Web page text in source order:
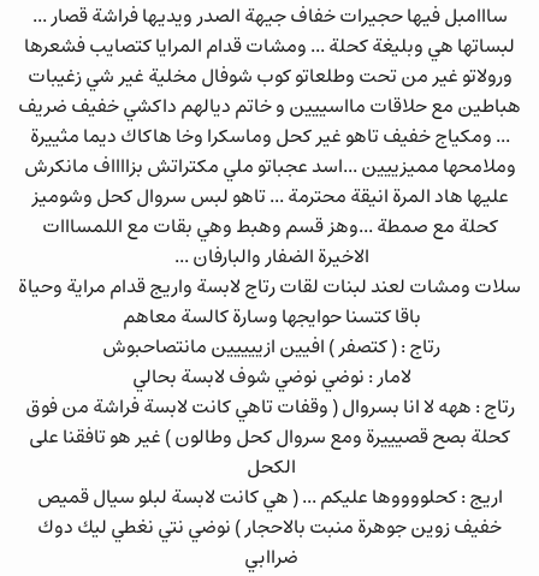
سااامبل فيها حجيرات خفاف جيهة الصدر ويديها فراشة قصار ...
لبساتها هي وبليغة كحلة ... ومشات قدام المرايا كتصايب فشعرها
ورولاتو غير من تحت وطلعاتو كوب شوفال مخلية غير شي زغيبات
هباطين مع حلاقات مااسييين و خاتم ديالهم داكشي خفيف ضريف
... ومكياج خفيف تاهو غير كحل وماسكرا وخا هاكاك ديما مثييرة
وملامحها مميزييين ...اسد عجباتو ملي مكتراتش بزااااف مانكرش
عليها هاد المرة انيقة محترمة ... تاهو لبس سروال كحل وشوميز
كحلة مع صمطة ...وهز قسم وهبط وهي بقات مع اللمسااات
الاخيرة الضفار والبارفان ...
سلات ومشات لعند لبنات لقات رتاج لابسة واريج قدام مراية وحياة
باقا كتسنا حوايجها وسارة كالسة معاهم
رتاج : ( كتصفر ) افيين ازييييين مانتصاحبوش
لامار : نوضي نوضي شوف لابسة بحالي
رتاج : ههه لا انا بسروال ( وقفات تاهي كانت لابسة فراشة من فوق
كحلة بصح قصيييرة ومع سروال كحل وطالون ) غير هو تافقنا على
الكحل
اريج : كحلووووها عليكم ... ( هي كانت لابسة لبلو سيال قميص
خفيف زوين جوهرة منبت بالاحجار ) نوضي نتي نغطي ليك دوك
ضراابي